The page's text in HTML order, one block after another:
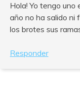
Hola! Yo tengo uno
año no ha salido ni
los brotes sus
Responder